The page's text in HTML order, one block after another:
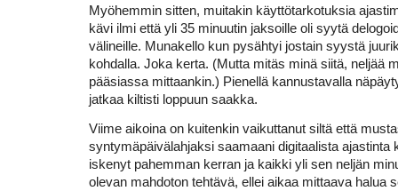
Myöhemmin sitten, muitakin käyttötarkotuksia
kävi ilmi että yli 35 minuutin jaksoille oli syytä
välineille. Munakello kun pysähtyi jostain syystä
kohdalla. Joka kerta. (Mutta mitäs minä siitä, neljää
pääsiassa mittaankin.) Pienellä kannustavalla
jatkaa kiltisti loppuun saakka.
Viime aikoina on kuitenkin vaikuttanut siltä että
syntymäpäivälahjaksi saamaani digitaalista ajastinta
iskenyt pahemman kerran ja kaikki yli sen neljän
olevan mahdoton tehtävä, ellei aikaa mittaava halua